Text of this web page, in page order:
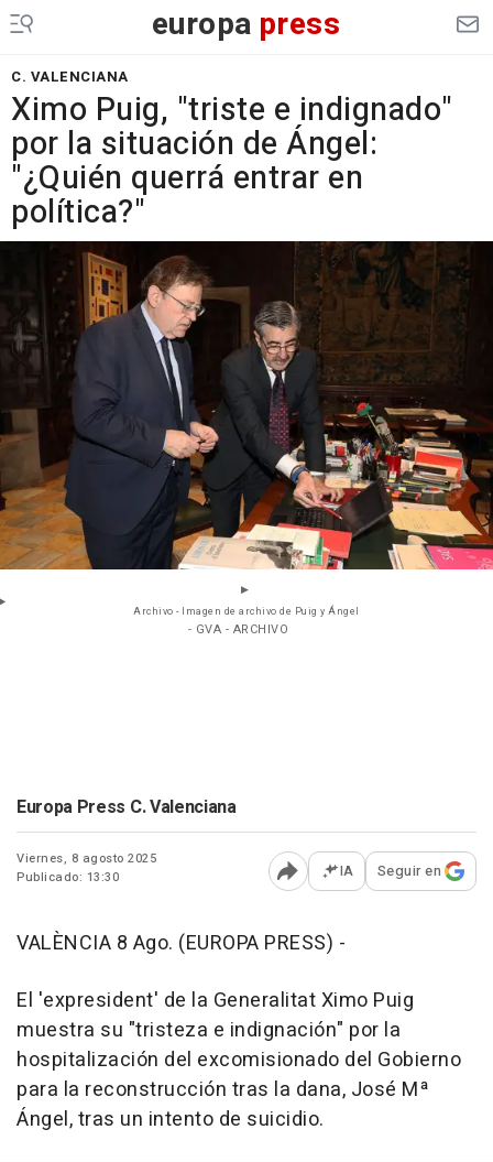
europa press
C. VALENCIANA
Ximo Puig, "triste e indignado"
por la situación de Ángel:
"¿Quién querrá entrar en
política?"
Archivo - Imagen de archivo de Puig y Ángel
- GVA - ARCHIVO
Europa Press C. Valenciana
Viernes, 8 agosto 2025
Publicado: 13:30
Abrir opciones para
IA Seguir en
VALÈNCIA 8 Ago. (EUROPA PRESS) -
El 'expresident' de la Generalitat Ximo Puig
muestra su "tristeza e indignación" por la
hospitalización del excomisionado del Gobierno
para la reconstrucción tras la dana, José Mª
Ángel, tras un intento de suicidio.